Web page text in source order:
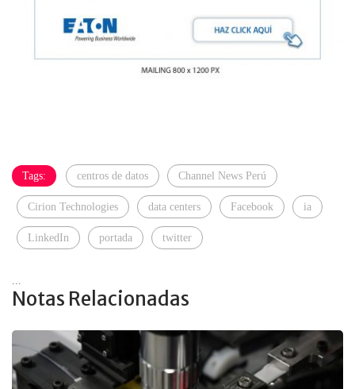
Tags: centros de datos Channel News Perú
Cirion Technologies data centers Facebook ia
LinkedIn portada twitter
Notas Relacionadas